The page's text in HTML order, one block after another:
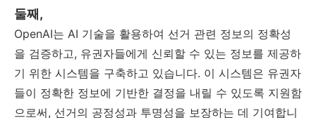
둘째,
OpenAI는 AI 기술을 활용하여 선거 관련 정보의 정확성
을 검증하고, 유권자들에게 신뢰할 수 있는 정보를 제공하
기 위한 시스템을 구축하고 있습니다. 이 시스템은 유권자
들이 정확한 정보에 기반한 결정을 내릴 수 있도록 지원함
으로써, 선거의 공정성과 투명성을 보장하는 데 기여합니